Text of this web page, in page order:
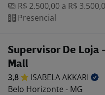
R$ 2.500,00 a R$
Presencial
Supervisor De Loja
Mall
3,8 ISABELAAKKARI
Belo Horizonte - MG